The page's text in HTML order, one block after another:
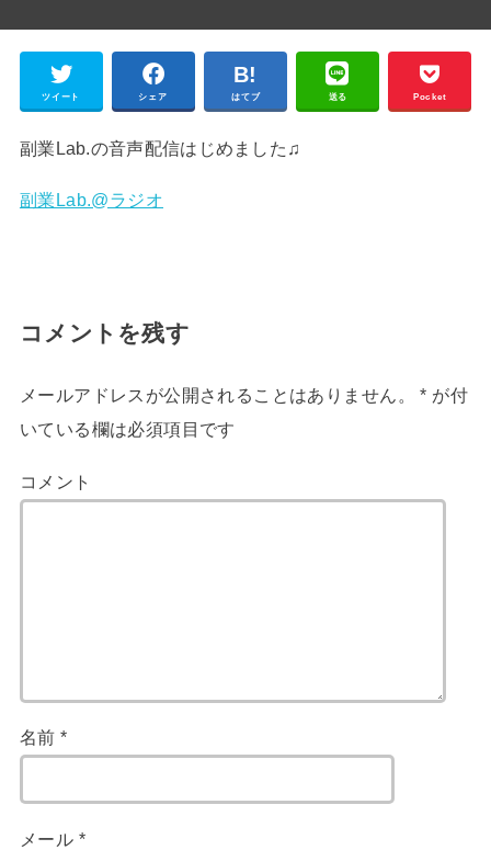
ツイート シェア はてブ 送る Pocket
副業Lab.の音声配信はじめました♫
副業Lab.@ラジオ
コメントを残す
メールアドレスが公開されることはありません。 * が付
いている欄は必須項目です
コメント
名前*
メール *